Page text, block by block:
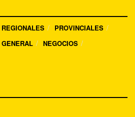
REGIONALES
PROVINCIALES
NEGOCIOS